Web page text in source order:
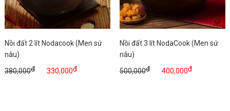
Nồi đất 2 lít Nodacook (Men sứ
nâu)
380,000đ 330,000đ
Nồi đất 3 lít NodaCook (Men sứ
nâu)
500,000đ 400,000đ